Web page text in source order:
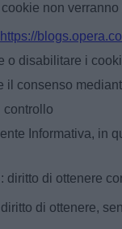
non
https://
o disabilitare i
il consenso
controllo
Informativa,
diritto di ottenere
di ottenere,